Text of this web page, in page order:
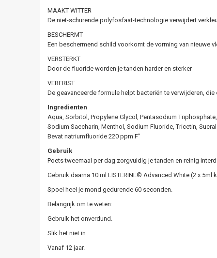
MAAKT WITTER
De niet-schurende polyfosfaat-technologie verwijdert
BESCHERMT
Een beschermend schild voorkomt de vorming van nieuwe
VERSTERKT
Door de fluoride worden je tanden harder en sterker
VERFRIST
De geavanceerde formule helpt bacteriën te verwijderen,
Ingredienten
Aqua, Sorbitol, Propylene Glycol, Pentasodium
Sodium Saccharin, Menthol, Sodium Fluoride, Tricetin,
Bevat natriumfluoride 220 ppm F"
Gebruik
Poets tweemaal per dag zorgvuldig je tanden en reinig
Gebruik daarna 10 ml LISTERINE® Advanced White (2 x 5ml
Spoel heel je mond gedurende 60 seconden.
Belangrijk om te weten:
Gebruik het onverdund.
Slik het niet in.
Vanaf 12 jaar.